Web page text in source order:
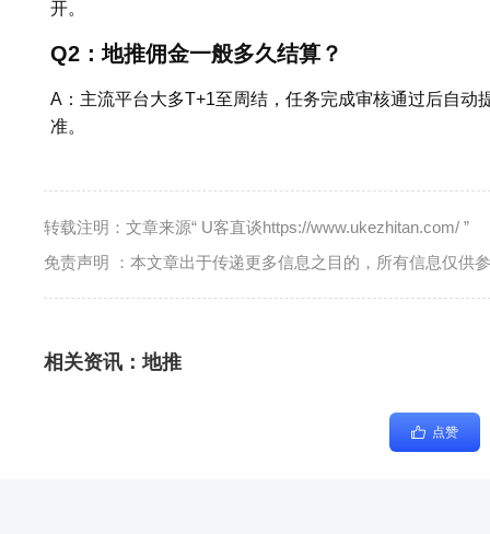
开。
Q2：地推佣金一般多久结算？
A：主流平台大多T+1至周结，任务完成审核通过后自动
准。
转载注明：文章来源“ U客直谈https://www.ukezhitan.com/ ”
免责声明 ：本文章出于传递更多信息之目的，所有信息仅供
相关资讯：地推
点赞